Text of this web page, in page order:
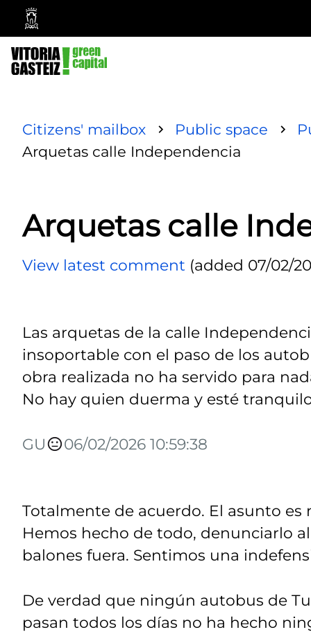
Vitoria-
Gasteiz
City
Council
Citizens' mailbox Public space
Arquetas calle Independencia
Arquetas calle
View latest comment (added 07/02/
Las arquetas de la calle
insoportable con el paso de los
obra realizada no ha servido para
No hay quien duerma y esté
GU 06/02/2026 10:59:38
Totalmente de acuerdo. El asunto
Hemos hecho de todo, denunciarlo
balones fuera. Sentimos una
De verdad que ningún autobus de
pasan todos los días no ha hecho